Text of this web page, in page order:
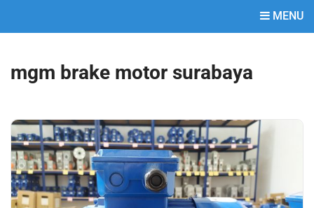
MENU
mgm brake motor surabaya